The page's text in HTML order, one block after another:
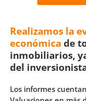
Realizamos la
económica de
inmobiliarios,
del
Los informes